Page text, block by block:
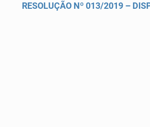
RESOLUÇÃO Nº 013/2019 –